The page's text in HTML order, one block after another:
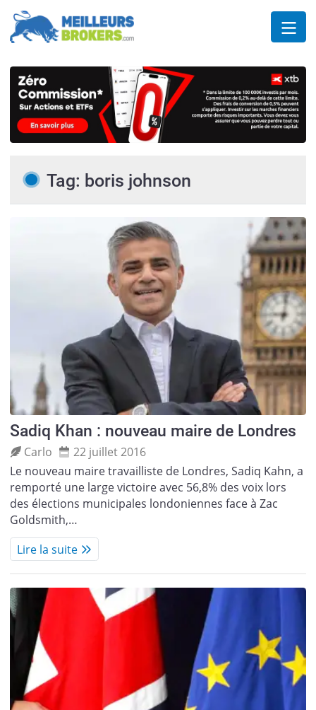
Tag: boris johnson
Sadiq Khan : nouveau maire de Londres
Carlo
22 juillet 2016
Le nouveau maire travailliste de Londres, Sadiq Kahn, a
remporté une large victoire avec 56,8% des voix lors
des élections municipales londoniennes face à Zac
Goldsmith,…
Lire la suite